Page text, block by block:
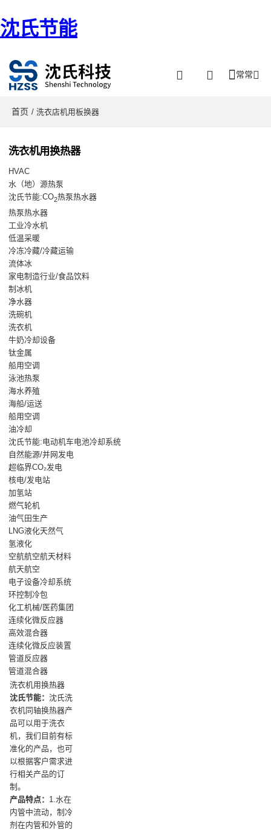
沈氏节能
常常
首页 / 洗衣店机用板换器
洗衣机用换热器
HVAC
水（地）源热泵
沈氏节能:CO2热泵热水器
热泵热水器
工业冷水机
低温采暖
冷冻冷藏/冷藏运输
流体冰
家电制造行业/食品饮料
制冰机
净水器
洗碗机
洗衣机
牛奶冷却设备
钛金属
船用空调
泳池热泵
海水养殖
海船/运送
船用空调
油冷却
沈氏节能:电动机车电池冷却系统
自然能源/并网发电
超临界CO₂发电
核电/发电站
加氢站
燃气轮机
油气田生产
LNG液化天然气
氢液化
空航航空航天材料
航天航空
电子设备冷却系统
环控制冷包
化工机械/医药集团
连续化微反应器
高效混合器
连续化微反应装置
管道反应器
管道混合器
洗衣机用换热器
沈氏节能：沈氏洗
衣机同轴换热器产
品可以用于洗衣
机，我们目前有标
准化的产品，也可
以根据客户需求进
行相关产品的订
制。
产品特点： 1.水在
内管中流动，制冷
剂在内管和外管的